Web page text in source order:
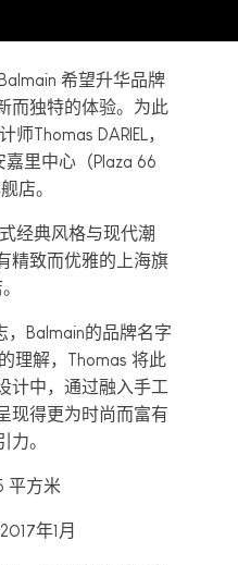
希望升华品牌
而独特的体验。为此
Thomas DARIEL，
里中心（Plaza 66
店。
经典风格与现代潮
精致而优雅的上海旗
Balmain的品牌名字
理解，Thomas 将此
计中，通过融入手工
现得更为时尚而富有
力。
平方米
年1月